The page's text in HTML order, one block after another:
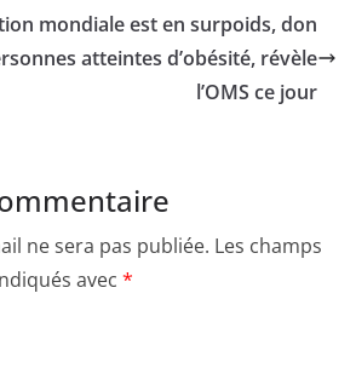
mondiale est en surpoids, don
atteintes d’obésité, révèle
l’OMS ce jour
ne sera pas publiée. Les champs
avec *